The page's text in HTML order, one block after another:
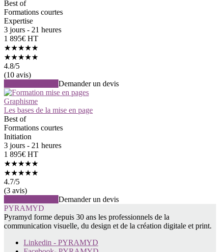
Best of
Formations courtes
Expertise
3 jours - 21 heures
1 895€ HT
★★★★★
★★★★★
4.8/5
(10 avis)
Demander un devis
Graphisme
Les bases de la mise en page
Best of
Formations courtes
Initiation
3 jours - 21 heures
1 895€ HT
★★★★★
★★★★★
4.7/5
(3 avis)
Demander un devis
PYRAMYD
Pyramyd forme depuis 30 ans les professionnels de la
communication visuelle, du design et de la création digitale et print.
Linkedin - PYRAMYD